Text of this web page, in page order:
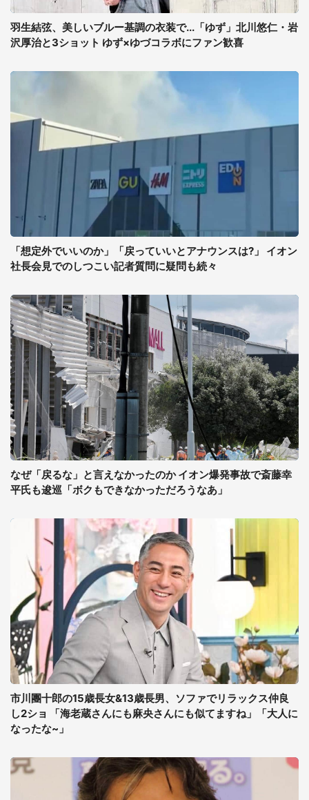
羽生結弦、美しいブルー基調の衣装で...「ゆず」北川悠仁・岩
沢厚治と3ショット ゆず×ゆづコラボにファン歓喜
「想定外でいいのか」「戻っていいとアナウンスは?」 イオン
社長会見でのしつこい記者質問に疑問も続々
なぜ「戻るな」と言えなかったのか イオン爆発事故で斎藤幸
平氏も逡巡「ボクもできなかっただろうなあ」
市川團十郎の15歳長女&13歳長男、ソファでリラックス仲良
し2ショ 「海老蔵さんにも麻央さんにも似てますね」「大人に
なったな~」